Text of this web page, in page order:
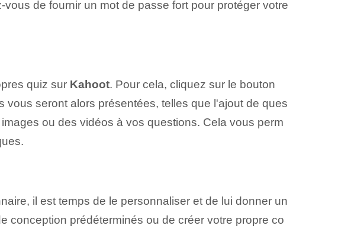
de fournir un mot de passe fort pour protéger votre
quiz sur Kahoot. Pour cela, cliquez sur le bouton
seront alors présentées, telles que⁤ l'ajout de ques
ou des vidéos à vos questions. Cela vous perm
il est temps de le personnaliser et de lui donner un
conception prédéterminés ou de créer votre propre co